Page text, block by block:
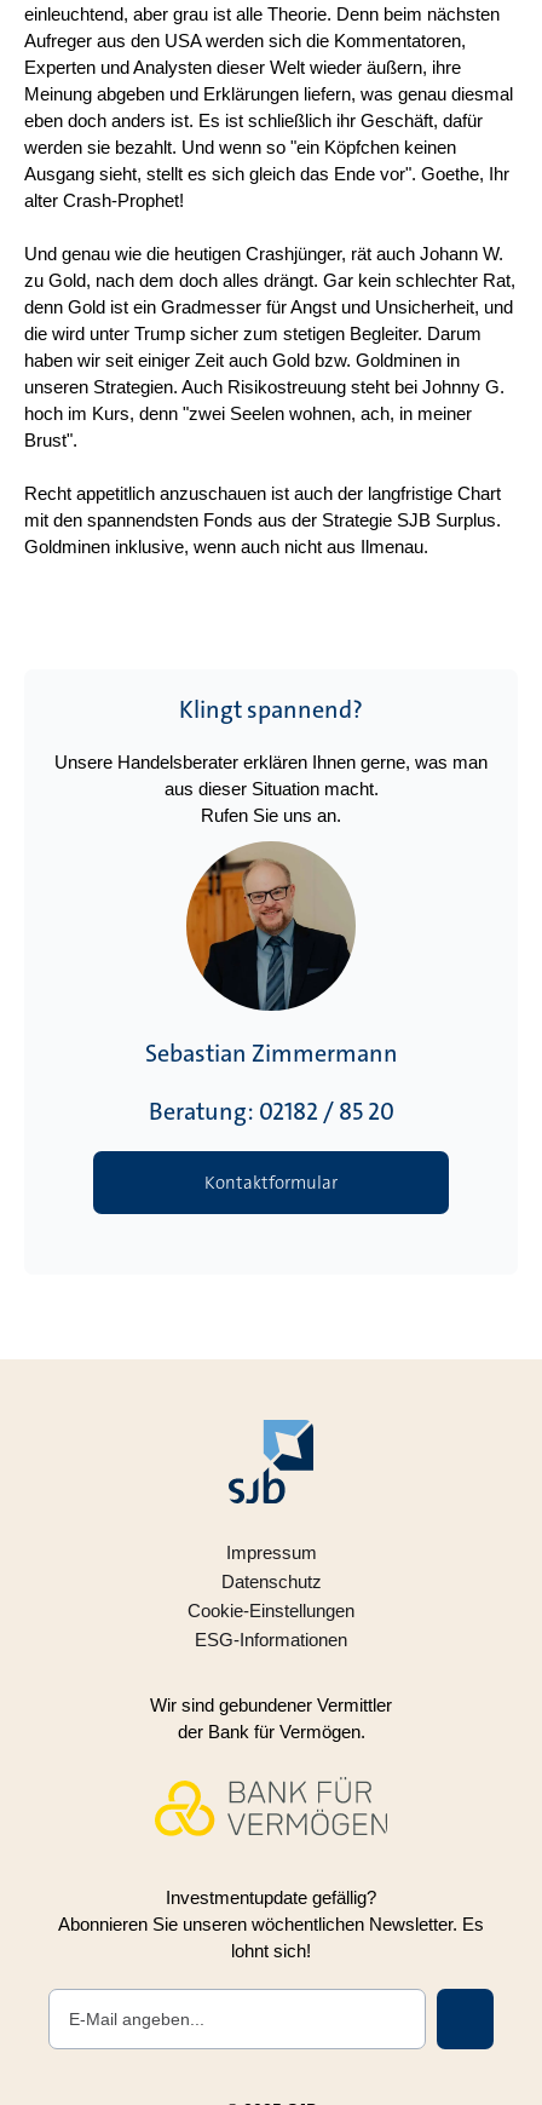
einleuchtend, aber grau ist alle Theorie. Denn beim nächsten
Aufreger aus den USA werden sich die Kommentatoren,
Experten und Analysten dieser Welt wieder äußern, ihre
Meinung abgeben und Erklärungen liefern, was genau diesmal
eben doch anders ist. Es ist schließlich ihr Geschäft, dafür
werden sie bezahlt. Und wenn so "ein Köpfchen keinen
Ausgang sieht, stellt es sich gleich das Ende vor". Goethe, Ihr
alter Crash-Prophet!
Und genau wie die heutigen Crashjünger, rät auch Johann W.
zu Gold, nach dem doch alles drängt. Gar kein schlechter Rat,
denn Gold ist ein Gradmesser für Angst und Unsicherheit, und
die wird unter Trump sicher zum stetigen Begleiter. Darum
haben wir seit einiger Zeit auch Gold bzw. Goldminen in
unseren Strategien. Auch Risikostreuung steht bei Johnny G.
hoch im Kurs, denn "zwei Seelen wohnen, ach, in meiner
Brust".
Recht appetitlich anzuschauen ist auch der langfristige Chart
mit den spannendsten Fonds aus der Strategie SJB Surplus.
Goldminen inklusive, wenn auch nicht aus Ilmenau.
Klingt spannend?
Unsere Handelsberater erklären Ihnen gerne, was man
aus dieser Situation macht.
Rufen Sie uns an.
Sebastian Zimmermann
Beratung: 02182 / 85 20
Kontaktformular
Impressum
Datenschutz
Cookie-Einstellungen
ESG-Informationen
Wir sind gebundener Vermittler
der Bank für Vermögen.
Investmentupdate gefällig?
Abonnieren Sie unseren wöchentlichen Newsletter. Es
lohnt sich!